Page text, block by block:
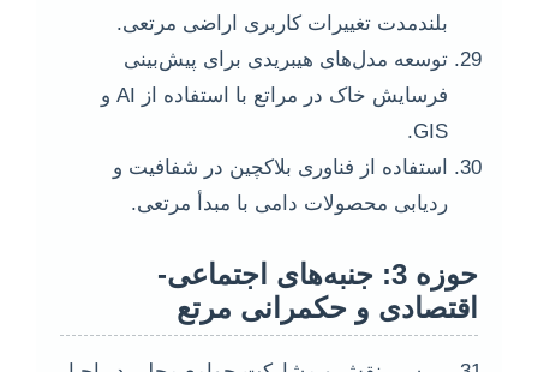
بلندمدت تغییرات کاربری اراضی مرتعی.
توسعه مدل‌های هیبریدی برای پیش‌بینی
فرسایش خاک در مراتع با استفاده از AI و
GIS.
استفاده از فناوری بلاکچین در شفافیت و
ردیابی محصولات دامی با مبدأ مرتعی.
حوزه 3: جنبه‌های اجتماعی-
اقتصادی و حکمرانی مرتع